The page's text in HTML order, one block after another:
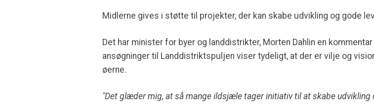
Midlerne gives i støtte til projekter, der kan skabe udvikling og gode
Det har minister for byer og landdistrikter, Morten Dahlin en
ansøgninger til Landdistriktspuljen viser tydeligt, at der er vilje og
øerne.
"Det glæder mig, at så mange ildsjæle tager initiativ til at skabe udvikling